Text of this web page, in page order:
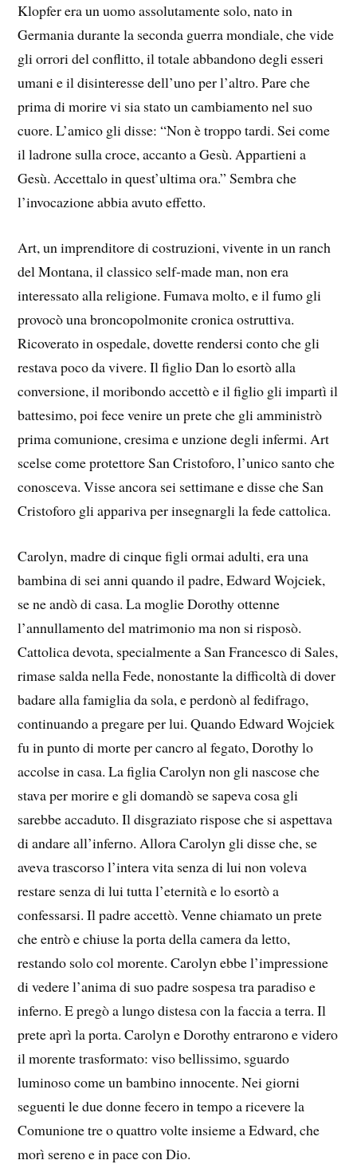
Klopfer era un uomo assolutamente solo, nato in
Germania durante la seconda guerra mondiale, che vide
gli orrori del conflitto, il totale abbandono degli esseri
umani e il disinteresse dell’uno per l’altro. Pare che
prima di morire vi sia stato un cambiamento nel suo
cuore. L’amico gli disse: “Non è troppo tardi. Sei come
il ladrone sulla croce, accanto a Gesù. Appartieni a
Gesù. Accettalo in quest’ultima ora.” Sembra che
l’invocazione abbia avuto effetto.
Art, un imprenditore di costruzioni, vivente in un ranch
del Montana, il classico self-made man, non era
interessato alla religione. Fumava molto, e il fumo gli
provocò una broncopolmonite cronica ostruttiva.
Ricoverato in ospedale, dovette rendersi conto che gli
restava poco da vivere. Il figlio Dan lo esortò alla
conversione, il moribondo accettò e il figlio gli impartì il
battesimo, poi fece venire un prete che gli amministrò
prima comunione, cresima e unzione degli infermi. Art
scelse come protettore San Cristoforo, l’unico santo che
conosceva. Visse ancora sei settimane e disse che San
Cristoforo gli appariva per insegnargli la fede cattolica.
Carolyn, madre di cinque figli ormai adulti, era una
bambina di sei anni quando il padre, Edward Wojciek,
se ne andò di casa. La moglie Dorothy ottenne
l’annullamento del matrimonio ma non si risposò.
Cattolica devota, specialmente a San Francesco di Sales,
rimase salda nella Fede, nonostante la difficoltà di dover
badare alla famiglia da sola, e perdonò al fedifrago,
continuando a pregare per lui. Quando Edward Wojciek
fu in punto di morte per cancro al fegato, Dorothy lo
accolse in casa. La figlia Carolyn non gli nascose che
stava per morire e gli domandò se sapeva cosa gli
sarebbe accaduto. Il disgraziato rispose che si aspettava
di andare all’inferno. Allora Carolyn gli disse che, se
aveva trascorso l’intera vita senza di lui non voleva
restare senza di lui tutta l’eternità e lo esortò a
confessarsi. Il padre accettò. Venne chiamato un prete
che entrò e chiuse la porta della camera da letto,
restando solo col morente. Carolyn ebbe l’impressione
di vedere l’anima di suo padre sospesa tra paradiso e
inferno. E pregò a lungo distesa con la faccia a terra. Il
prete aprì la porta. Carolyn e Dorothy entrarono e videro
il morente trasformato: viso bellissimo, sguardo
luminoso come un bambino innocente. Nei giorni
seguenti le due donne fecero in tempo a ricevere la
Comunione tre o quattro volte insieme a Edward, che
morì sereno e in pace con Dio.